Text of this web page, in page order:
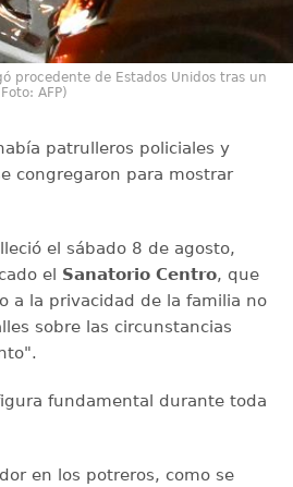
procedente de Estados Unidos tras un
AFP)
patrulleros policiales y
congregaron para mostrar
el sábado 8 de agosto,
el Sanatorio Centro, que
a la privacidad de la familia no
sobre las circunstancias
fundamental durante toda
en los potreros, como se